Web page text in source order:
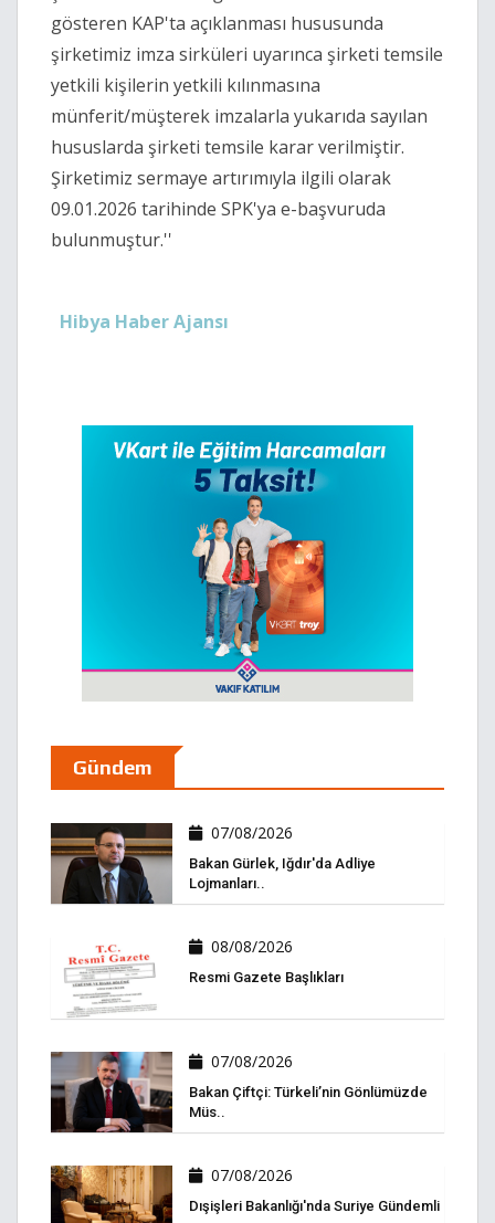
gösteren KAP'ta açıklanması hususunda
şirketimiz imza sirküleri uyarınca şirketi temsile
yetkili kişilerin yetkili kılınmasına
münferit/müşterek imzalarla yukarıda sayılan
hususlarda şirketi temsile karar verilmiştir.
Şirketimiz sermaye artırımıyla ilgili olarak
09.01.2026 tarihinde SPK'ya e-başvuruda
bulunmuştur.''
Hibya Haber Ajansı
Gündem
07/08/2026
Bakan Gürlek, Iğdır'da Adliye
Lojmanları..
08/08/2026
Resmi Gazete Başlıkları
07/08/2026
Bakan Çiftçi: Türkeli’nin Gönlümüzde
Müs..
07/08/2026
Dışişleri Bakanlığı'nda Suriye Gündemli